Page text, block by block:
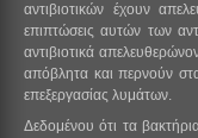
αντιβιοτικών έχουν
επιπτώσεις αυτών των
αντιβιοτικά
απόβλητα και περνούν
επεξεργασίας λυμάτων.
Δεδομένου ότι τα